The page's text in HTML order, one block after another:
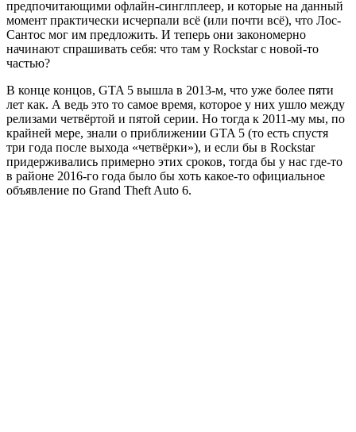
предпочитающими офлайн-синглплеер, и которые на данный
момент практически исчерпали всё (или почти всё), что Лос-
Сантос мог им предложить. И теперь они закономерно
начинают спрашивать себя: что там у Rockstar с новой-то
частью?
В конце концов, GTA 5 вышла в 2013-м, что уже более пяти
лет как. А ведь это то самое время, которое у них ушло между
релизами четвёртой и пятой серии. Но тогда к 2011-му мы, по
крайней мере, знали о приближении GTA 5 (то есть спустя
три года после выхода «четвёрки»), и если бы в Rockstar
придерживались примерно этих сроков, тогда бы у нас где-то
в районе 2016-го года было бы хоть какое-то официальное
объявление по Grand Theft Auto 6.